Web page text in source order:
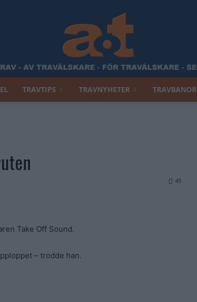
TRAVTIPS TRAVNYHETER TRAVBANOR
45
Take Off Sound.
– trodde han.